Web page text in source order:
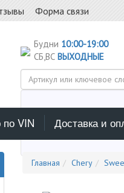
Форма связи
Будни 10:00-19:00
СБ,ВС ВЫХОДНЫЕ
Выберите каталог
VIN Доставка и
Главная Chery